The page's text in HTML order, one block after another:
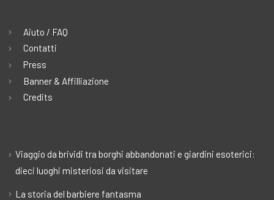
Aiuto / FAQ
Contatti
Press
Banner & Affilliazione
Credits
Viaggio da brividi tra borghi abbandonati e giardini esoterici:
dieci luoghi misteriosi da visitare
La storia del barbiere fantasma